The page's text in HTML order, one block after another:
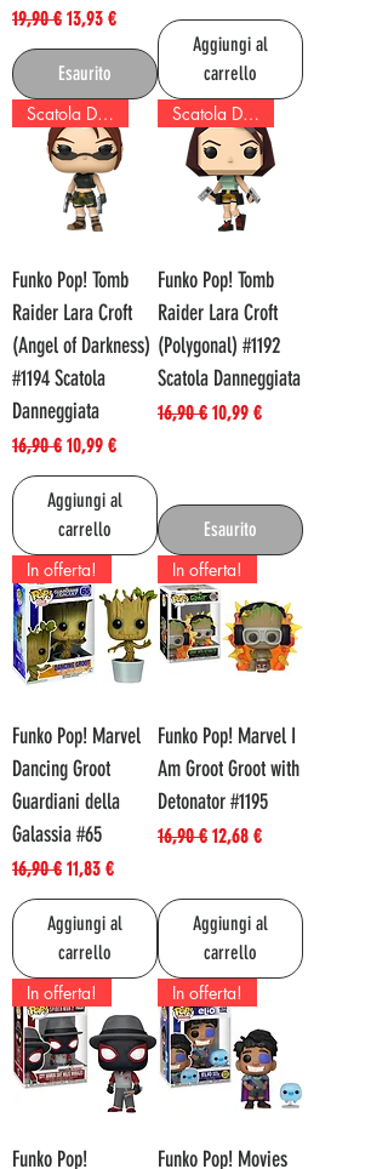
Prezzo regolare
19,90 € Prezzo scontato
13,93 €
Esaurito
Aggiungi al
carrello
Scatola Danneggiata!
Funko Pop! Tomb
Raider Lara Croft
(Angel of Darkness)
#1194 Scatola
Danneggiata
Prezzo regolare
16,90 € Prezzo scontato
10,99 €
Aggiungi al
carrello
Scatola Danneggiata!
Funko Pop! Tomb
Raider Lara Croft
(Polygonal) #1192
Scatola Danneggiata
Prezzo regolare
16,90 € Prezzo scontato
10,99 €
Esaurito
In offerta!
Funko Pop! Marvel
Dancing Groot
Guardiani della
Galassia #65
Prezzo regolare
16,90 € Prezzo scontato
11,83 €
Aggiungi al
carrello
In offerta!
Funko Pop! Marvel I
Am Groot Groot with
Detonator #1195
Prezzo regolare
16,90 € Prezzo scontato
12,68 €
Aggiungi al
carrello
In offerta!
Funko Pop!
In offerta!
Funko Pop! Movies